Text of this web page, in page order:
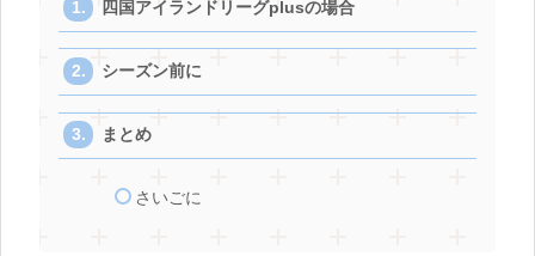
四国アイランドリーグplusの場合
シーズン前に
まとめ
さいごに